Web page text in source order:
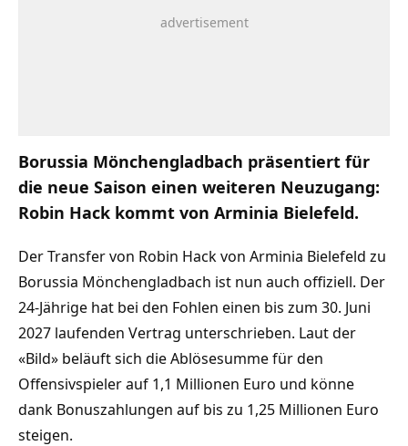
Borussia Mönchengladbach präsentiert für
die neue Saison einen weiteren Neuzugang:
Robin Hack kommt von Arminia Bielefeld.
Der Transfer von Robin Hack von Arminia Bielefeld zu
Borussia Mönchengladbach ist nun auch offiziell. Der
24-Jährige hat bei den Fohlen einen bis zum 30. Juni
2027 laufenden Vertrag unterschrieben. Laut der
«Bild» beläuft sich die Ablösesumme für den
Offensivspieler auf 1,1 Millionen Euro und könne
dank Bonuszahlungen auf bis zu 1,25 Millionen Euro
steigen.